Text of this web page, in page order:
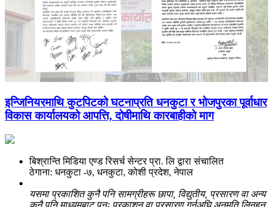
इन्जिनियरमाथि कुटपिटको घटनाप्रति धनकुटा र भोजपुरका पूर्वाधार
विकास कार्यालयको आपत्ति, दोषीमाथि कारबाहीको माग
बिश्रान्ति मिडिया एण्ड रिसर्च सेन्टर प्रा. लि द्वारा संचालित
ठेगाना: धनकुटा -७, धनकुटा, कोशी प्रदेश, नेपाल
यसमा प्रकाशित कुनै पनि सामग्रीहरू छापा, विद्युतीय, प्रसारण वा अन्य
कुनै पनि माध्यमबाट पुनः प्रकाशन वा प्रसारण गर्नुअघि अनुमति लिनुहुन